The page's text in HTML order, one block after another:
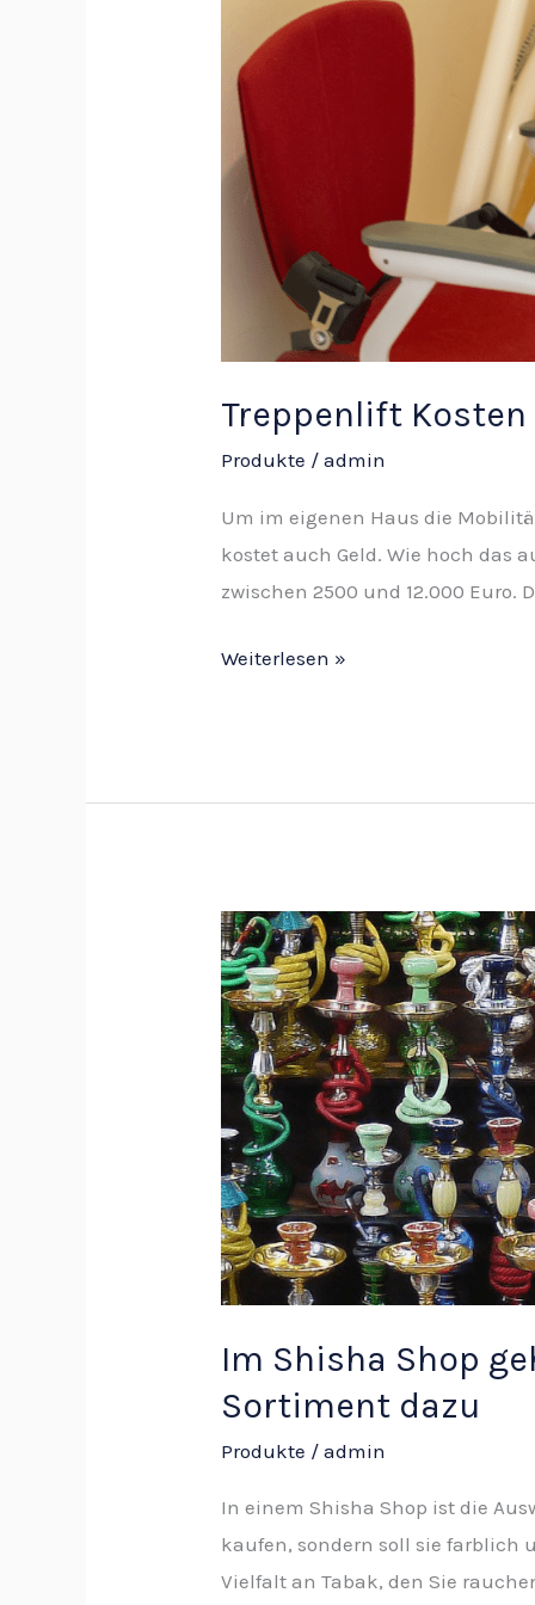
Treppenlift
Produkte /admin
Um im eigenen Haus die
kostet auch Geld. Wie hoch das
zwischen 2500 und 12.000 Euro.
Krankenkasse
und
wie
hoch
dieser
ausfallen
kann
Weiterlesen »
Im Shisha Shop
Sortiment dazu
Produkte /admin
In einem Shisha Shop ist die
kaufen, sondern soll sie farblich
Vielfalt an Tabak, den Sie
Im
Shisha
Shop
gehört
köstlicher
Shisha-
Tabak
zu
einem
guten
Sortiment